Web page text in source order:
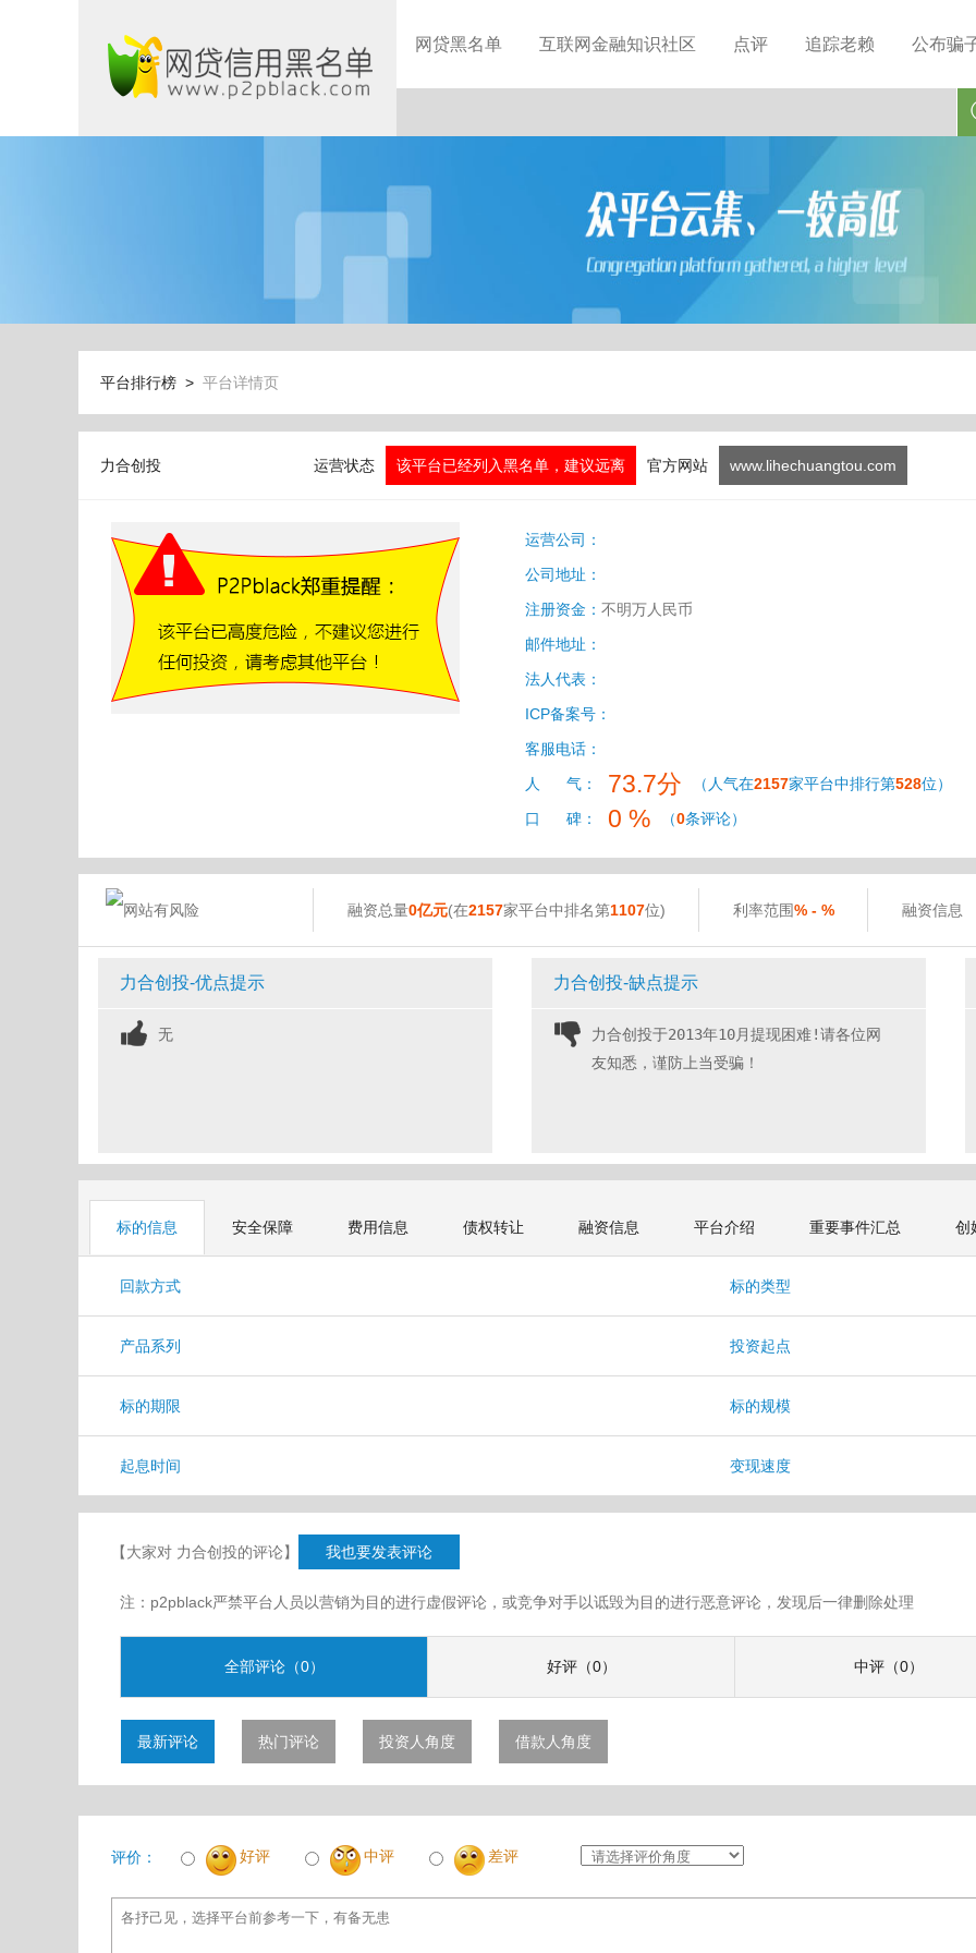
网贷黑名单 互联网金融知识社区 点评 追踪老赖 公布骗
平台排行榜 > 平台详情页
力合创投 运营状态 该平台已经列入黑名单，建议远离 官方网站 www.lihechuangtou.com
运营公司：
公司地址：
注册资金： 不明万人民币
邮件地址：
法人代表：
ICP备案号：
客服电话：
人 气：
73.7分 （人气在2157家平台中排行第528位）
口 碑：
0 % （0条评论）
融资总量0亿元(在2157家平台中排名第1107位) 利率范围% - % 融资信息
力合创投-优点提示
无
力合创投-缺点提示
力合创投于2013年10月提现困难!请各位网
友知悉，谨防上当受骗！
标的信息 安全保障 费用信息 债权转让 融资信息 平台介绍 重要事件汇总 创
回款方式 标的类型
产品系列 投资起点
标的期限 标的规模
起息时间 变现速度
【大家对 力合创投的评论】 我也要发表评论
注：p2pblack严禁平台人员以营销为目的进行虚假评论，或竞争对手以诋毁为目的进行恶意评论，发现后一律删除处理
全部评论（0） 好评（0） 中评（0）
最新评论 热门评论 投资人角度 借款人角度
评价： 好评 中评 差评